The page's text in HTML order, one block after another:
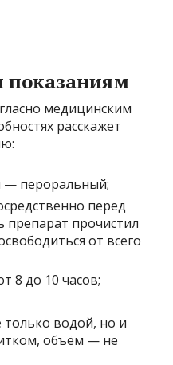
медицинским
расскажет
— пероральный;
перед
препарат прочистил
от всего
8 до 10 часов;
водой, но и
объём — не